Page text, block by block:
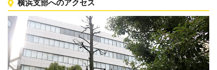
横浜支部へのアクセス